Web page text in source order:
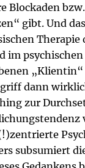
Blockaden bzw.
gibt. Und
Therapie
im
dann
zur
subsumiert